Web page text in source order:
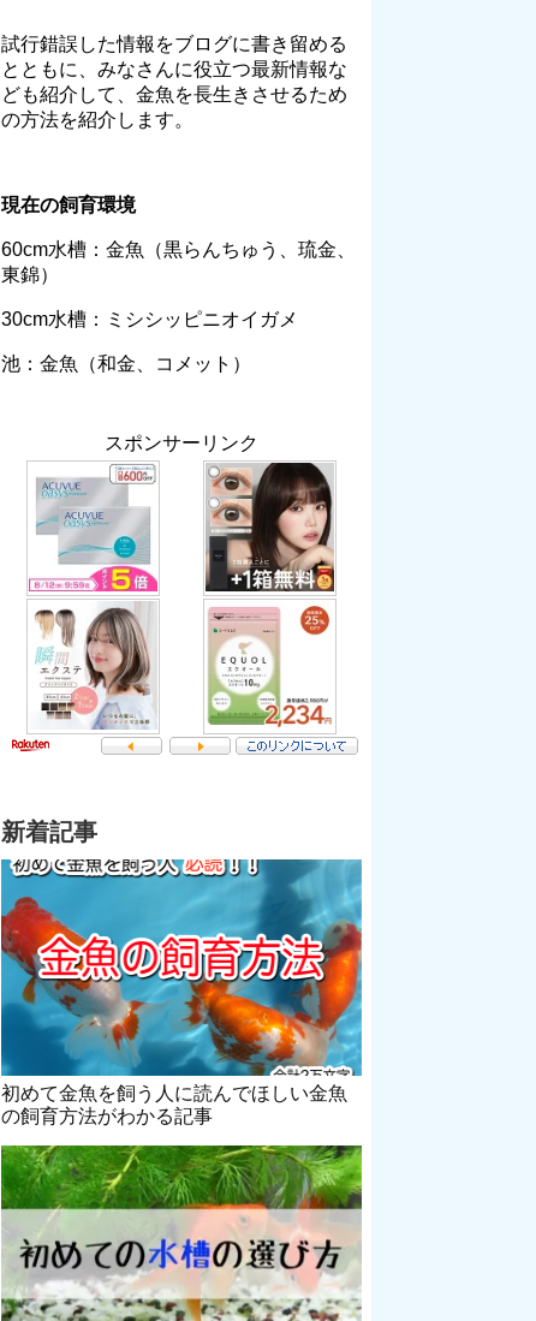
試行錯誤した情報をブログに書き留める
とともに、みなさんに役立つ最新情報な
ども紹介して、金魚を長生きさせるため
の方法を紹介します。
現在の飼育環境
60cm水槽：金魚（黒らんちゅう、琉金、
東錦）
30cm水槽：ミシシッピニオイガメ
池：金魚（和金、コメット）
スポンサーリンク
新着記事
初めて金魚を飼う人に読んでほしい金魚
の飼育方法がわかる記事